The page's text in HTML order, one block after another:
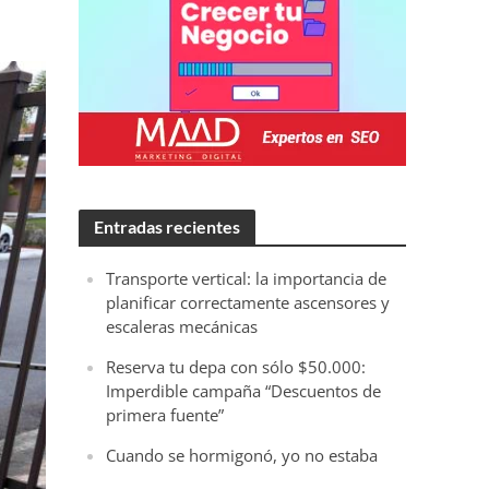
Entradas recientes
Transporte vertical: la importancia de
planificar correctamente ascensores y
escaleras mecánicas
Reserva tu depa con sólo $50.000:
Imperdible campaña “Descuentos de
primera fuente”
Cuando se hormigonó, yo no estaba